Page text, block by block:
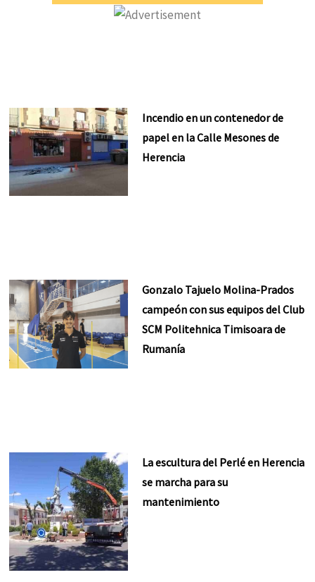
Incendio en un contenedor de
papel en la Calle Mesones de
Herencia
Gonzalo Tajuelo Molina-Prados
campeón con sus equipos del Club
SCM Politehnica Timisoara de
Rumanía
La escultura del Perlé en Herencia
se marcha para su
mantenimiento